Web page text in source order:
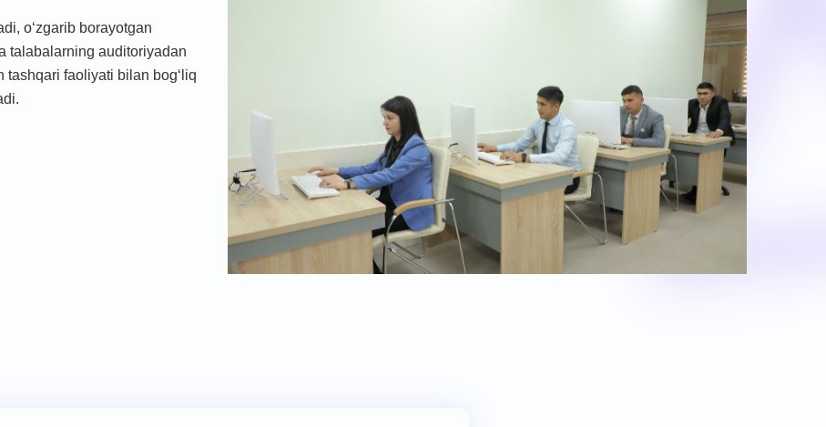
o‘zgarib borayotgan
talabalarning auditoriyadan
tashqari faoliyati bilan bog‘liq